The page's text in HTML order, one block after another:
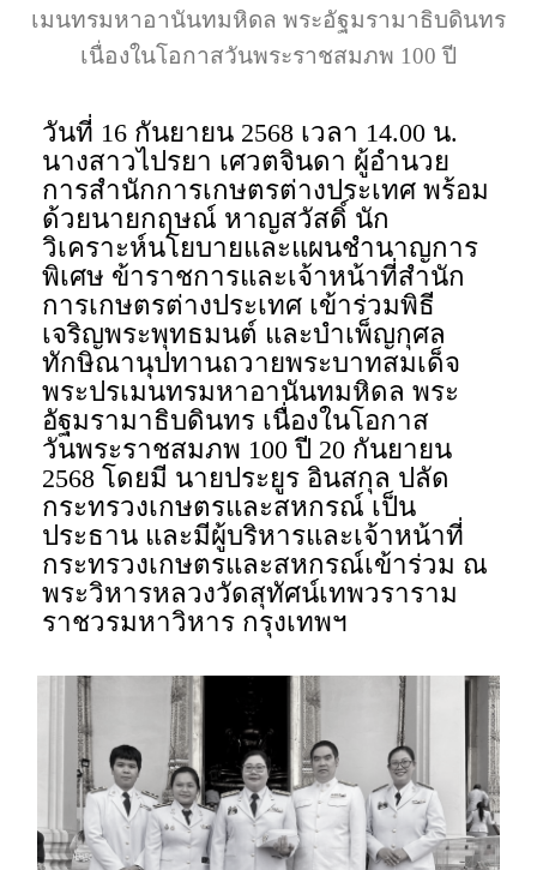
เมนทรมหาอานันทมหิดล พระอัฐมรามาธิบดินทร
เนื่องในโอกาสวันพระราชสมภพ 100 ปี
วันที่ 16 กันยายน 2568 เวลา 14.00 น.
นางสาวไปรยา เศวตจินดา ผู้อำนวย
การสำนักการเกษตรต่างประเทศ พร้อม
ด้วยนายกฤษณ์ หาญสวัสดิ์ นัก
วิเคราะห์นโยบายและแผนชำนาญการ
พิเศษ ข้าราชการและเจ้าหน้าที่สำนัก
การเกษตรต่างประเทศ เข้าร่วมพิธี
เจริญพระพุทธมนต์ และบำเพ็ญกุศล
ทักษิณานุปทานถวายพระบาทสมเด็จ
พระปรเมนทรมหาอานันทมหิดล พระ
อัฐมรามาธิบดินทร เนื่องในโอกาส
วันพระราชสมภพ 100 ปี 20 กันยายน
2568 โดยมี นายประยูร อินสกุล ปลัด
กระทรวงเกษตรและสหกรณ์ เป็น
ประธาน และมีผู้บริหารและเจ้าหน้าที่
กระทรวงเกษตรและสหกรณ์เข้าร่วม ณ
พระวิหารหลวงวัดสุทัศน์เทพวราราม
ราชวรมหาวิหาร กรุงเทพฯ